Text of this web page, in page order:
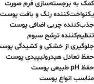
کمک به برجسته‌سازی فرم صورت
یکنواخت‌کننده رنگ و بافت پوست
جذب‌کننده چربی اضافی پوست
تنظیم‌کننده ترشح سبوم
جلوگیری از خشکی و کشیدگی
حفظ تعادل هیدرولیپیدی پوست
حفظ pH طبیعی پوست
مناسب انواع پوست